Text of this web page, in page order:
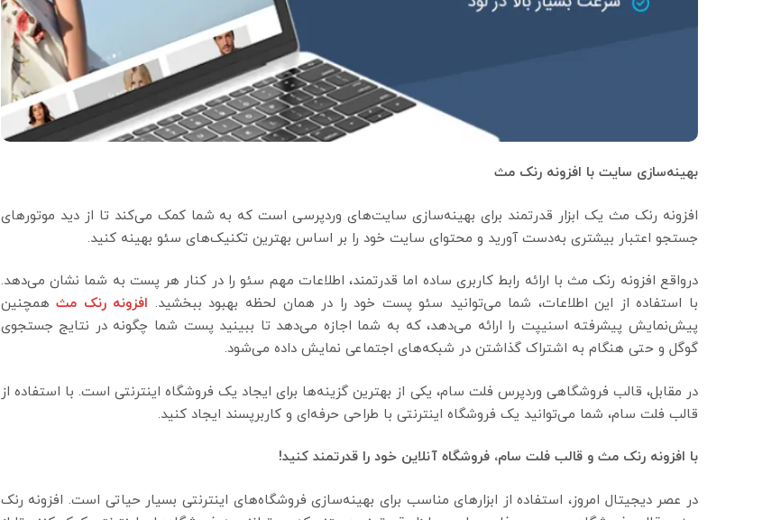
بهینه‌سازی سایت با افزونه رنک مث
افزونه رنک مث یک ابزار قدرتمند برای بهینه‌سازی سایت‌های وردپرسی است که به شما کمک می‌کند تا از دید موتورهای
جستجو اعتبار بیشتری به‌دست آورید و محتوای سایت خود را بر اساس بهترین تکنیک‌های سئو بهینه کنید.
درواقع افزونه رنک مث با ارائه رابط کاربری ساده اما قدرتمند، اطلاعات مهم سئو را در کنار هر پست به شما نشان می‌دهد.
با استفاده از این اطلاعات، شما می‌توانید سئو پست خود را در همان لحظه بهبود ببخشید. افزونه رنک مثهمچنین
پیش‌نمایش پیشرفته اسنیپت را ارائه می‌دهد، که به شما اجازه می‌دهد تا ببینید پست شما چگونه در نتایج جستجوی
گوگل و حتی هنگام به اشتراک گذاشتن در شبکه‌های اجتماعی نمایش داده می‌شود.
در مقابل، قالب فروشگاهی وردپرس فلت سام، یکی از بهترین گزینه‌ها برای ایجاد یک فروشگاه اینترنتی است. با استفاده از
قالب فلت سام، شما می‌توانید یک فروشگاه اینترنتی با طراحی حرفه‌ای و کاربرپسند ایجاد کنید.
با افزونه رنک مث و قالب فلت سام، فروشگاه آنلاین خود را قدرتمند کنید!
در عصر دیجیتال امروز، استفاده از ابزارهای مناسب برای بهینه‌سازی فروشگاه‌های اینترنتی بسیار حیاتی است. افزونه رنک